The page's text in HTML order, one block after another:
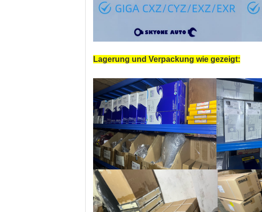
Lagerung und Verpackung wie gezeigt: